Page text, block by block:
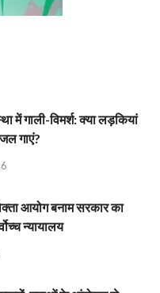
में गाली-विमर्श: क्या लड़कियां
गाएं?
आयोग बनाम सरकार का
न्यायालय